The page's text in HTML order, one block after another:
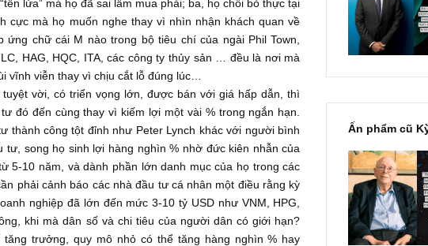
hiểu rằng anh ta phải kiên nhẫn. Đó là do không bao giờ anh ta
nơi được. Một tay chơi Poker lão luyện, cũng hiểu rất rõ bài toán
cược vào mọi ván bài, mọi thời điểm, mà chỉ chơi những ván mà
hắn có thể thắng được nhiều nhất.
ta đã sai lầm rõ ràng, thì hãy mau chóng cắt lỗ (cut loss) nhanh
khoán, nhiều cá nhân thông minh, tính toán phi thường, ấy vậy
vì cái tánh cố chấp của họ: một, họ không tin rằng họ đã sai; hai,
giá “tên lửa” mà họ đã sai lầm mua phải; ba, họ chối bỏ thực tại
tích cực mà họ muốn nghe thay vì nhìn nhận khách quan về
hề đáp ứng chữ cái M nào trong bộ tiêu chí của ngài Phil Town,
như FLC, HAG, HQC, ITA, các công ty thủy sản … đều là nơi mà
vùi vĩnh viễn thay vì chịu cắt lỗ đúng lúc…